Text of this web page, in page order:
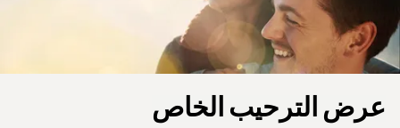
عرض الترحيب الخاص